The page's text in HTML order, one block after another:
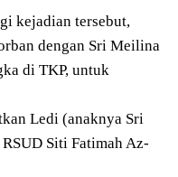
kejadian tersebut,
dengan Sri Meilina
di TKP, untuk
Ledi (anaknya Sri
Siti Fatimah Az-